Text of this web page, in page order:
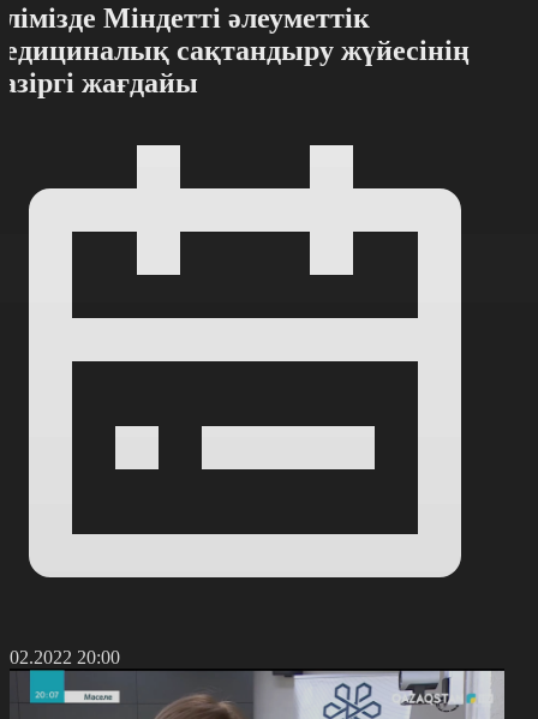
Міндетті әлеуметтік
сақтандыру жүйесінің
жағдайы
20:00